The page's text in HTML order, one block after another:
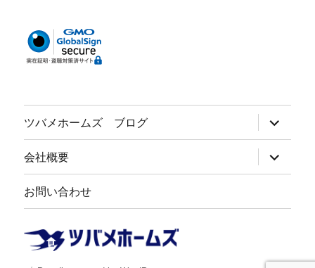
ツバメホームズ ブログ
ブ
メ
ニ
ュ
ー
開
会社概要
ブ
メ
ー
お問い合わせ